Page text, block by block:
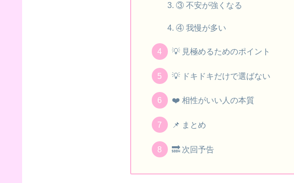
③ 不安が強くなる
④ 我慢が多い
💡 見極めるためのポイント
💡 ドキドキだけで選ばない
❤️ 相性がいい人の本質
📌 まとめ
🔜 次回予告